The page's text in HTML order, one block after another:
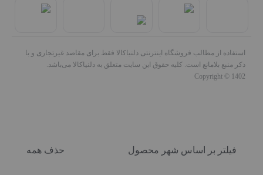
استفاده از مطالب فروشگاه اینترنتی دلنیاکالا فقط برای مقاصد غیرتجاری و با
ذکر منبع بلامانع است. کلیه حقوق این سایت متعلق به دلنیاکالا می‌باشد.
Copyright © 1402
فیلتر بر اساس شهر محصول حذف همه